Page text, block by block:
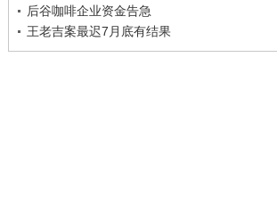
后谷咖啡企业资金告急
王老吉案最迟7月底有结果